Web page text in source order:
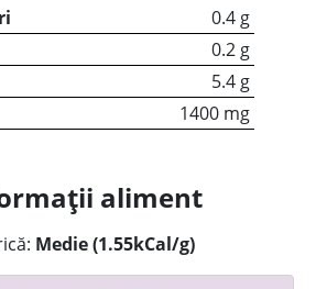
0.4 g
0.2 g
5.4 g
1400 mg
aliment
Medie (1.55kCal/g)